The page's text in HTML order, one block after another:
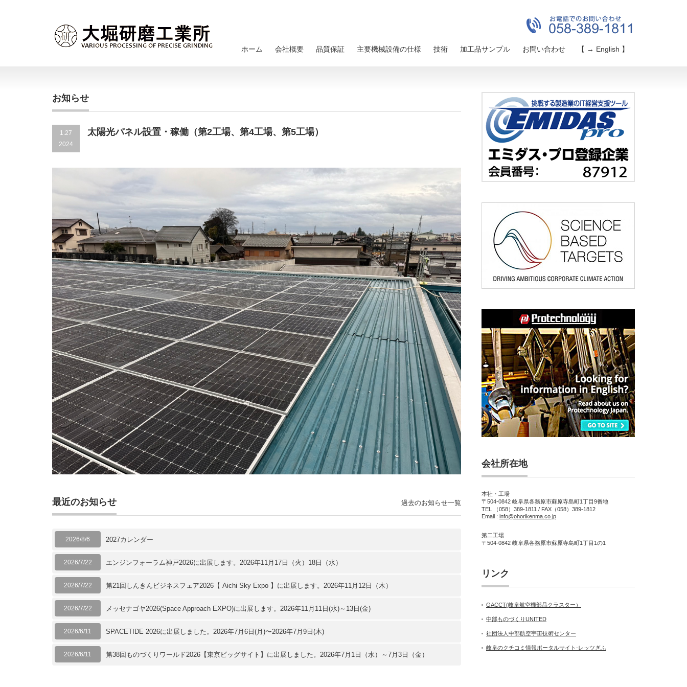
ホーム 会社概要 品質保証 主要機械設備の仕様 技術 加工品サンプル お問い合わせ 【 → English 】
お知らせ
1.27
2024
太陽光パネル設置・稼働（第2工場、第4工場、第5工場）
最近のお知らせ
2026/8/6 2027カレンダー
2026/7/22 エンジンフォーラム神戸2026に出展します。2026年11月17日（火）18日（水）
2026/7/22 第21回しんきんビジネスフェア2026【 Aichi Sky Expo 】に出展します。2026年11月12日（木）
2026/7/22 メッセナゴヤ2026(Space Approach EXPO)に出展します。2026年11月11日(水)～13日(金)
2026/6/11 SPACETIDE 2026に出展しました。2026年7月6日(月)〜2026年7月9日(木)
2026/6/11 第38回ものづくりワールド2026【東京ビッグサイト】に出展しました。2026年7月1日（水）～7月3日（金）
過去のお知らせ一覧
会社所在地
本社・工場
〒504-0842 岐阜県各務原市蘇原寺島町1丁目9番地
TEL （058）389-1811 / FAX（058）389-1812
Email : info@ohorikenma.co.jp
第二工場
〒504-0842 岐阜県各務原市蘇原寺島町1丁目1の1
リンク
GACCT(岐阜航空機部品クラスター）
中部ものづくりUNITED
社団法人中部航空宇宙技術センター
岐阜のクチコミ情報ポータルサイト-レッツぎふ